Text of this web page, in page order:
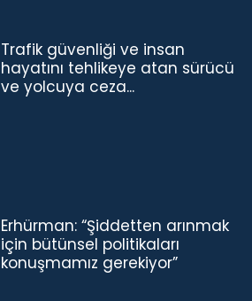
Trafik güvenliği ve insan
hayatını tehlikeye atan sürücü
ve yolcuya ceza...
Erhürman: “Şiddetten arınmak
için bütünsel politikaları
konuşmamız gerekiyor”